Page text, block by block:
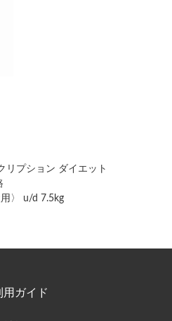
リプション ダイエット
〉 u/d 7.5kg
用ガイド